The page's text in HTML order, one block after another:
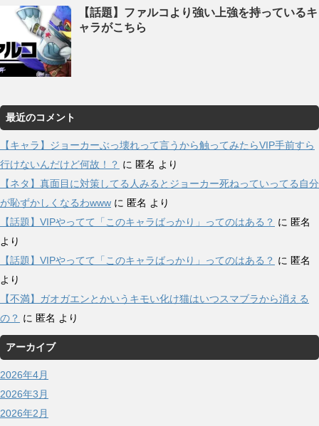
【話題】ファルコより強い上強を持っているキ
ャラがこちら
最近のコメント
【キャラ】ジョーカーぶっ壊れって言うから触ってみたらVIP手前すら
行けないんだけど何故！？ に 匿名 より
【ネタ】真面目に対策してる人みるとジョーカー死ねっていってる自分
が恥ずかしくなるわwww に 匿名 より
【話題】VIPやってて「このキャラばっかり」ってのはある？ に 匿名
より
【話題】VIPやってて「このキャラばっかり」ってのはある？ に 匿名
より
【不満】ガオガエンとかいうキモい化け猫はいつスマブラから消える
の？ に 匿名 より
アーカイブ
2026年4月
2026年3月
2026年2月